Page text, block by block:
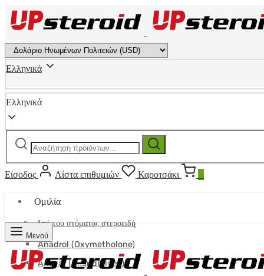
Ελληνικά
Ελληνικά
Αναζήτηση
Αναζήτηση
Είσοδος Λίστα επιθυμιών Καροτσάκι
Ομιλία
Από του στόματος στεροειδή
Anadrol (Oxymetholone)
Anavar (Oxandrolone)
Μενού